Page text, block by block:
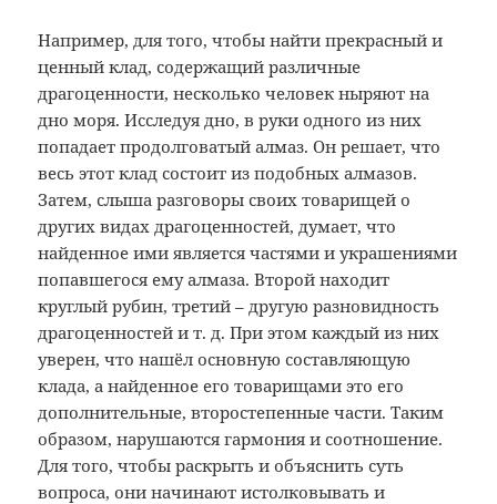
Например, для того, чтобы найти прекрасный и
ценный клад, содержащий различные
драгоценности, несколько человек ныряют на
дно моря. Исследуя дно, в руки одного из них
попадает продолговатый алмаз. Он решает, что
весь этот клад состоит из подобных алмазов.
Затем, слыша разговоры своих товарищей о
других видах драгоценностей, думает, что
найденное ими является частями и украшениями
попавшегося ему алмаза. Второй находит
круглый рубин, третий – другую разновидность
драгоценностей и т. д. При этом каждый из них
уверен, что нашёл основную составляющую
клада, а найденное его товарищами это его
дополнительные, второстепенные части. Таким
образом, нарушаются гармония и соотношение.
Для того, чтобы раскрыть и объяснить суть
вопроса, они начинают истолковывать и